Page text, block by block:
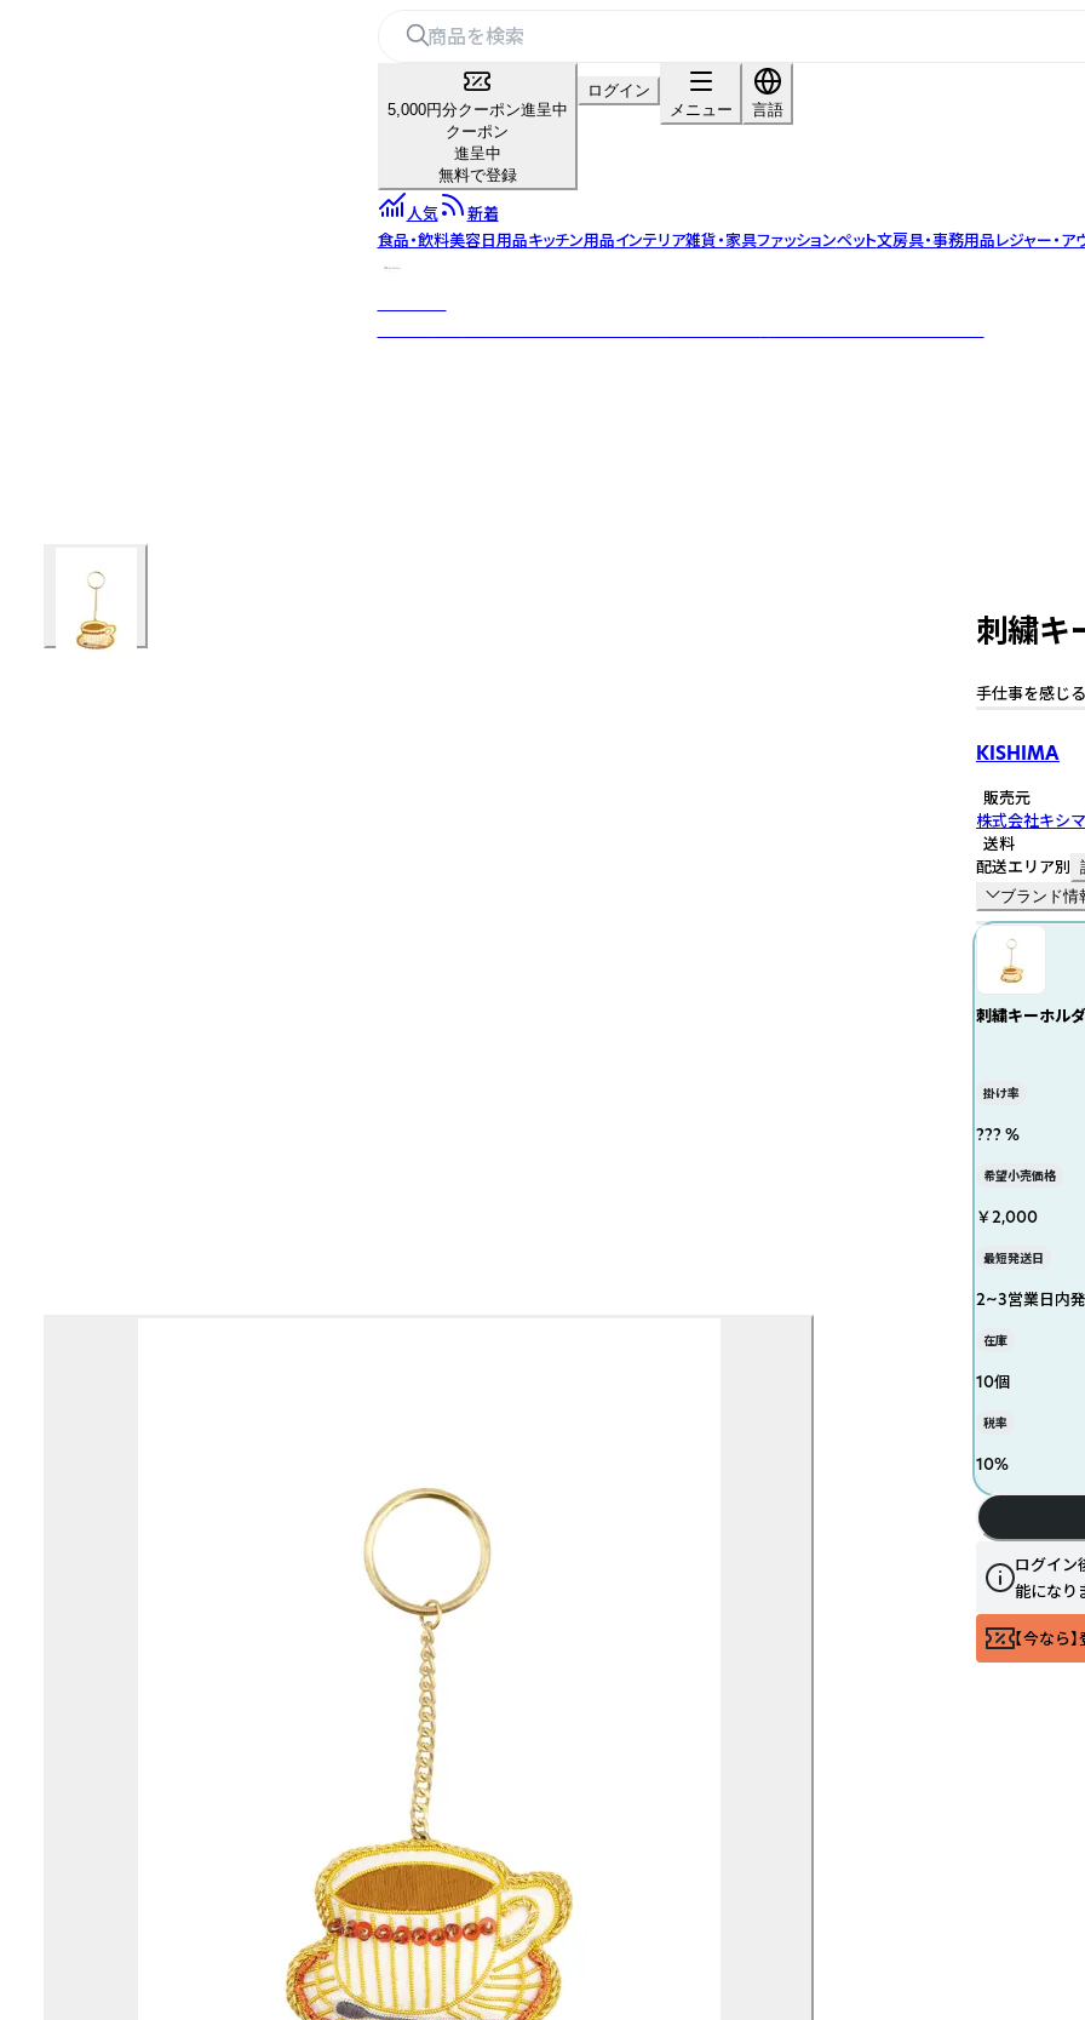
5,000円分クーポン進呈中
クーポン
進呈中
無料で登録
ログイン
メニュー
言語
人気
新着
食品・飲料美容日用品キッチン用品インテリア雑貨・家具ファッションペット文房具・事務用品レジャー・ア
刺繍キ
手仕事を感じ
KISHIMA
販売元
株式会社キシマ
送料
配送エリア別
ブランド情
刺繍キーホル
掛け率
??? %
希望小売価格
￥2,000
最短発送日
2~3営業日内
在庫
10個
税率
10%
ログイン
能になり
【今なら